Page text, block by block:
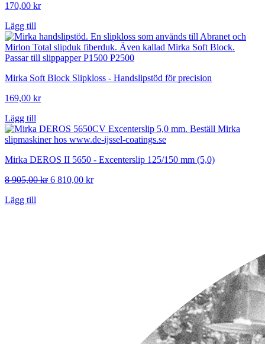
170,00 kr
Lägg till
Mirka Soft Block Slipkloss - Handslipstöd för precision
169,00 kr
Lägg till
Mirka DEROS II 5650 - Excenterslip 125/150 mm (5,0)
8 905,00kr Det
6 810,00 krDet
Lägg till